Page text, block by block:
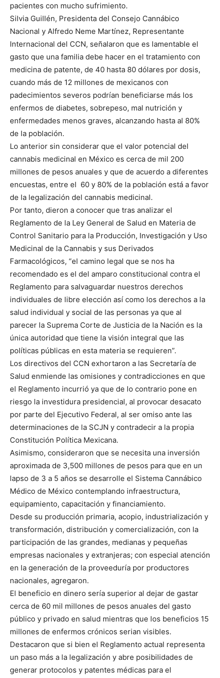
pacientes con mucho sufrimiento.
Silvia Guillén, Presidenta del Consejo Cannábico
Nacional y Alfredo Neme Martínez, Representante
Internacional del CCN, señalaron que es lamentable el
gasto que una familia debe hacer en el tratamiento con
medicina de patente, de 40 hasta 80 dólares por dosis,
cuando más de 12 millones de mexicanos con
padecimientos severos podrían beneficiarse más los
enfermos de diabetes, sobrepeso, mal nutrición y
enfermedades menos graves, alcanzando hasta al 80%
de la población.
Lo anterior sin considerar que el valor potencial del
cannabis medicinal en México es cerca de mil 200
millones de pesos anuales y que de acuerdo a diferentes
encuestas, entre el 60 y 80% de la población está a favor
de la legalización del cannabis medicinal.
Por tanto, dieron a conocer que tras analizar el
Reglamento de la Ley General de Salud en Materia de
Control Sanitario para la Producción, Investigación y Uso
Medicinal de la Cannabis y sus Derivados
Farmacológicos, “el camino legal que se nos ha
recomendado es el del amparo constitucional contra el
Reglamento para salvaguardar nuestros derechos
individuales de libre elección así como los derechos a la
salud individual y social de las personas ya que al
parecer la Suprema Corte de Justicia de la Nación es la
única autoridad que tiene la visión integral que las
políticas públicas en esta materia se requieren”.
Los directivos del CCN exhortaron a las Secretaría de
Salud enmiende las omisiones y contradicciones en que
el Reglamento incurrió ya que de lo contrario pone en
riesgo la investidura presidencial, al provocar desacato
por parte del Ejecutivo Federal, al ser omiso ante las
determinaciones de la SCJN y contradecir a la propia
Constitución Política Mexicana.
Asimismo, consideraron que se necesita una inversión
aproximada de 3,500 millones de pesos para que en un
lapso de 3 a 5 años se desarrolle el Sistema Cannábico
Médico de México contemplando infraestructura,
equipamiento, capacitación y financiamiento.
Desde su producción primaria, acopio, industrialización y
transformación, distribución y comercialización, con la
participación de las grandes, medianas y pequeñas
empresas nacionales y extranjeras; con especial atención
en la generación de la proveeduría por productores
nacionales, agregaron.
El beneficio en dinero sería superior al dejar de gastar
cerca de 60 mil millones de pesos anuales del gasto
público y privado en salud mientras que los beneficios 15
millones de enfermos crónicos serian visibles.
Destacaron que si bien el Reglamento actual representa
un paso más a la legalización y abre posibilidades de
generar protocolos y patentes médicas para el